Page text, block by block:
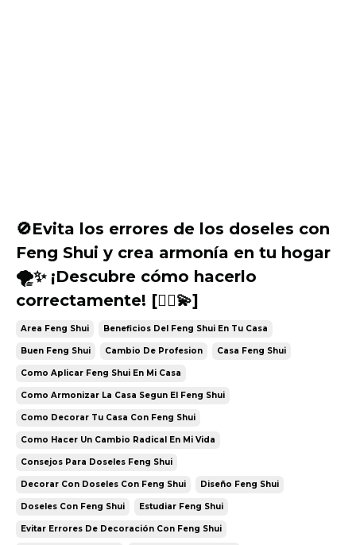
🚫Evita los errores de los doseles con
Feng Shui y crea armonía en tu hogar
🌪️✨ ¡Descubre cómo hacerlo
correctamente! [🧘‍♀️💫]
Area Feng Shui Beneficios Del Feng Shui En Tu Casa
Buen Feng Shui Cambio De Profesion Casa Feng Shui
Como Aplicar Feng Shui En Mi Casa
Como Armonizar La Casa Segun El Feng Shui
Como Decorar Tu Casa Con Feng Shui
Como Hacer Un Cambio Radical En Mi Vida
Consejos Para Doseles Feng Shui
Decorar Con Doseles Con Feng Shui Diseño Feng Shui
Doseles Con Feng Shui Estudiar Feng Shui
Evitar Errores De Decoración Con Feng Shui